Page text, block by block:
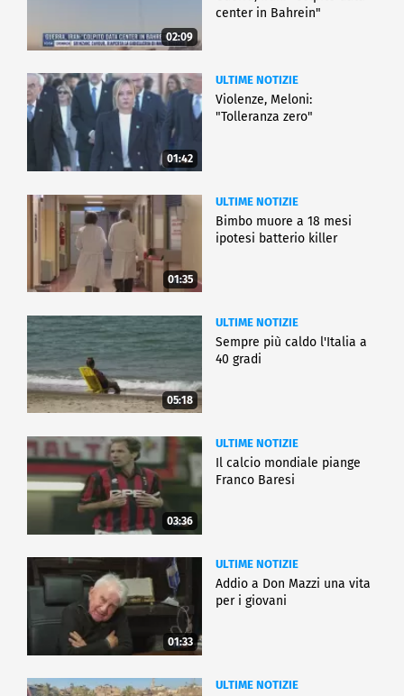
02:09
center in Bahrein"
01:42
ULTIME NOTIZIE
Violenze, Meloni:
"Tolleranza zero"
01:35
ULTIME NOTIZIE
Bimbo muore a 18 mesi
ipotesi batterio killer
05:18
ULTIME NOTIZIE
Sempre più caldo l'Italia a
40 gradi
03:36
ULTIME NOTIZIE
Il calcio mondiale piange
Franco Baresi
01:33
ULTIME NOTIZIE
Addio a Don Mazzi una vita
per i giovani
ULTIME NOTIZIE